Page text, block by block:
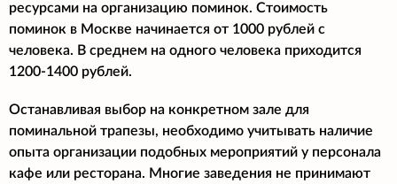
ресурсами на организацию поминок. Стоимость
поминок в Москве начинается от 1000 рублей с
человека. В среднем на одного человека приходится
1200-1400 рублей.
Останавливая выбор на конкретном зале для
поминальной трапезы, необходимо учитывать наличие
опыта организации подобных мероприятий у персонала
кафе или ресторана. Многие заведения не принимают